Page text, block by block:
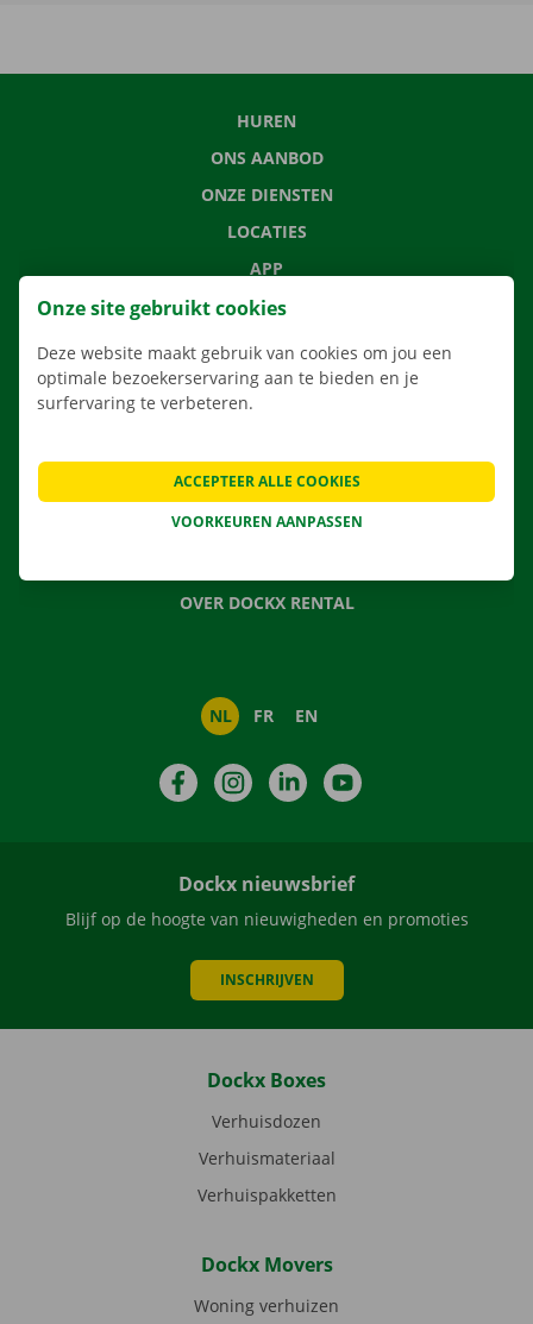
HUREN
ONS AANBOD
ONZE DIENSTEN
LOCATIES
APP
VERHUISOPLOSSINGEN
NIEUWS
CADEAUBON
OVER DOCKX RENTAL
NL FR EN
FacebookInstagramLinkedIn
Dockx nieuwsbrief
Blijf op de hoogte van nieuwigheden en promoties
INSCHRIJVEN
Dockx Boxes
Verhuisdozen
Verhuismateriaal
Verhuispakketten
Dockx Movers
Woning verhuizen
Onze site gebruikt cookies
Deze website maakt gebruik van cookies om jou een
optimale bezoekerservaring aan te bieden en je
surfervaring te verbeteren.
VOORKEUREN AANPASSEN
ACCEPTEER ALLE COOKIES